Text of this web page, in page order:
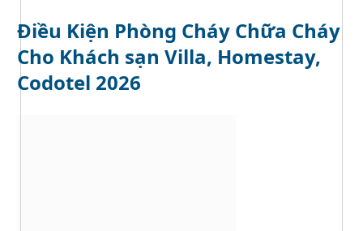
Điều Kiện Phòng Cháy Chữa Cháy
Cho Khách sạn Villa, Homestay,
Codotel 2026